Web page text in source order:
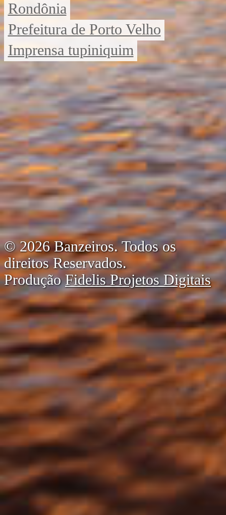
Rondônia
Prefeitura de Porto Velho
Imprensa tupiniquim
© 2026 Banzeiros. Todos os
direitos Reservados.
ProduçãoFidelis Projetos Digitais